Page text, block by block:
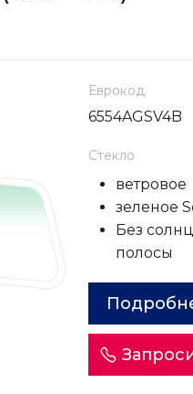
Еврокод
6554AGSV4B
Стекло
ветровое
зеленое
Без
полосы